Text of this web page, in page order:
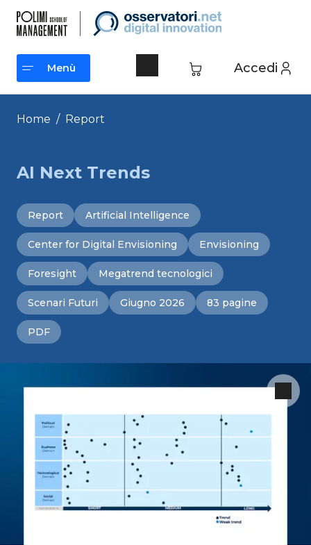
contenuto
Accedi
Menù
Menù
Home / Report
AI Next Trends
Report Artificial Intelligence
Center for Digital Envisioning Envisioning
Foresight Megatrend tecnologici
Scenari Futuri Giugno 2026 83 pagine
PDF